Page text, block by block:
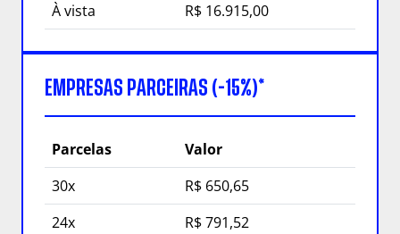
À vista
R$ 16.915,00
EMPRESAS PARCEIRAS (-15%)*
Parcelas
Valor
30x
R$ 650,65
24x
R$ 791,52